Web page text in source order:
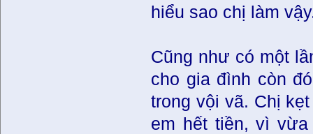
hiểu sao chị làm
Cũng như có một
cho gia đình còn
trong vội vã. Chị
em hết tiền, vì